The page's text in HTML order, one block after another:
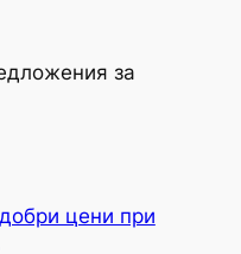
за
цени при